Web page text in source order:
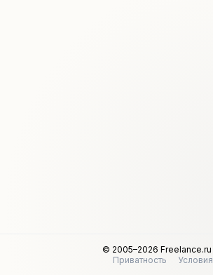
© 2005–2026 Freelance.ru
Приватность
Условия